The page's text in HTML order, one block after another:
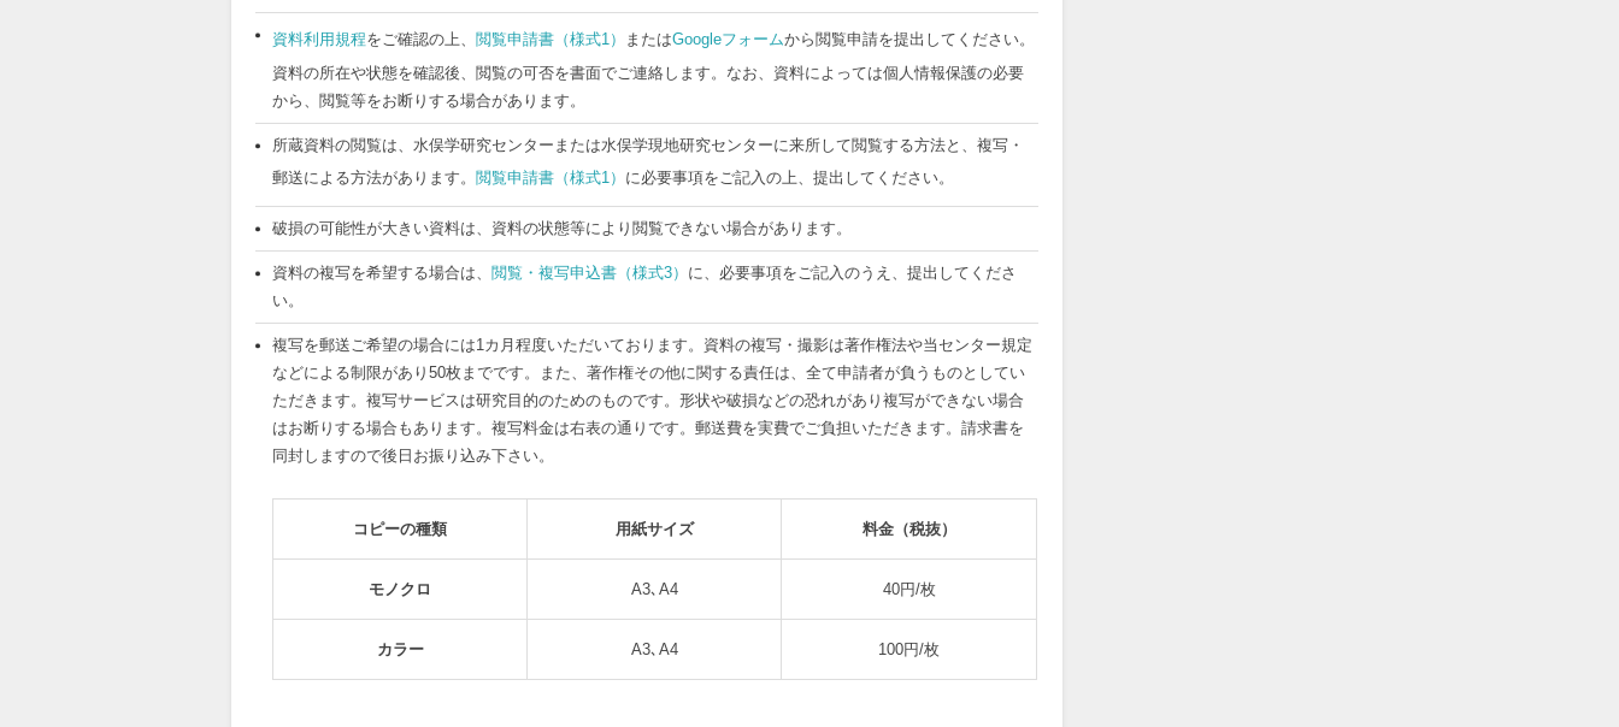
資料利用規程をご確認の上、 閲覧申請書（様式1） またはGoogleフォームから閲覧申請を提出してください。
資料の所在や状態を確認後、閲覧の可否を書面でご連絡します。なお、資料によっては個人情報保護の必要
から、閲覧等をお断りする場合があります。
所蔵資料の閲覧は、水俣学研究センターまたは水俣学現地研究センターに来所して閲覧する方法と、複写・
郵送による方法があります。 閲覧申請書（様式1） に必要事項をご記入の上、提出してください。
破損の可能性が大きい資料は、資料の状態等により閲覧できない場合があります。
資料の複写を希望する場合は、 閲覧・複写申込書（様式3） に、必要事項をご記入のうえ、提出してくださ
い。
複写を郵送ご希望の場合には1カ月程度いただいております。資料の複写・撮影は著作権法や当センター規定
などによる制限があり50枚までです。また、著作権その他に関する責任は、全て申請者が負うものとしてい
ただきます。複写サービスは研究目的のためのものです。形状や破損などの恐れがあり複写ができない場合
はお断りする場合もあります。複写料金は右表の通りです。郵送費を実費でご負担いただきます。請求書を
同封しますので後日お振り込み下さい。
コピーの種類 用紙サイズ 料金（税抜）
モノクロ A3､A4 40円/枚
カラー A3､A4 100円/枚